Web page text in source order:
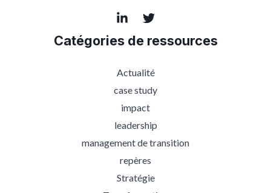
Catégories de ressources
Actualité
case study
impact
leadership
management de transition
repères
Stratégie